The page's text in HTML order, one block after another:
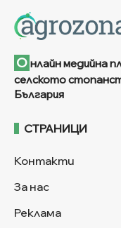
О нлайн медийна
селското
България
СТРАНИЦИ
Контакти
За нас
Реклама